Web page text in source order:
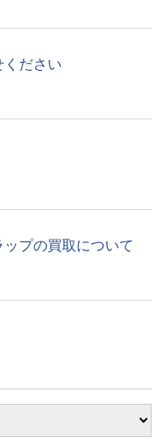
ください
プの買取について